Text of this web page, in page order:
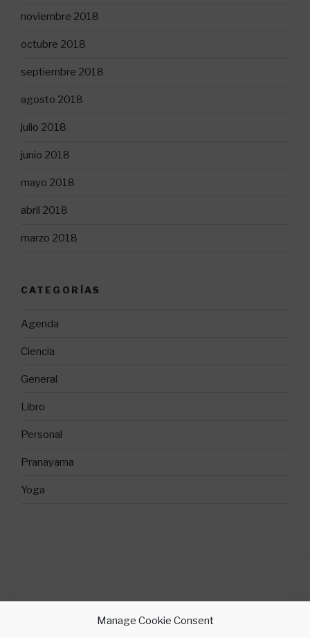
Manage Cookie Consent
noviembre 2018
octubre 2018
septiembre 2018
agosto 2018
julio 2018
junio 2018
mayo 2018
abril 2018
marzo 2018
CATEGORÍAS
Agenda
Ciencia
General
Libro
Personal
Pranayama
Yoga
contacte @ silviagallegoyoga.cat